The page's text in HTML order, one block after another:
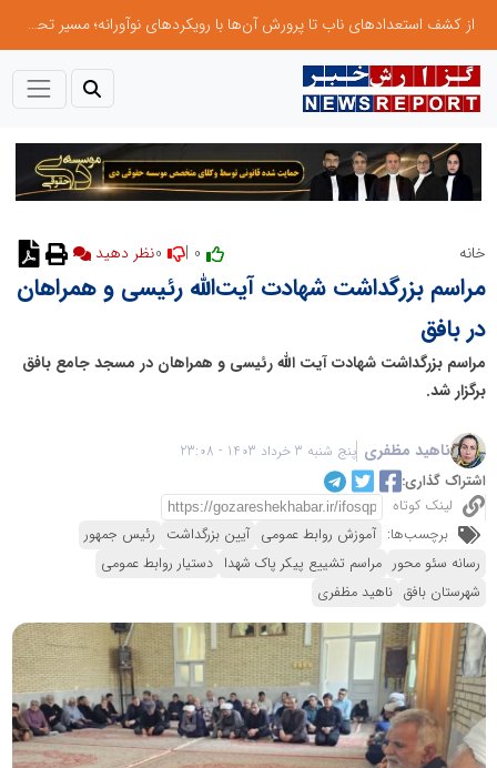
از کشف استعدادهای ناب تا پرورش آن‌ها با رویکردهای نوآورانه؛ مسیر تحول‌آفرین شنای ایران در سطح جهانی
خانه نظر دهید
مراسم بزرگداشت شهادت آیت‌الله رئیسی و همراهان
در بافق
مراسم بزرگداشت شهادت آیت الله رئیسی و همراهان در مسجد جامع بافق
برگزار شد.
ناهید مظفری پنج شنبه 3 خرداد 1403 - 23:08
اشتراک گذاری:
لینک کوتاه
برچسب‌ها: آموزش روابط عمومی آیین بزرگداشت رئیس جمهور
رسانه سئو محور مراسم تشییع پیکر پاک شهدا دستیار روابط عمومی
شهرستان بافق ناهید مظفری